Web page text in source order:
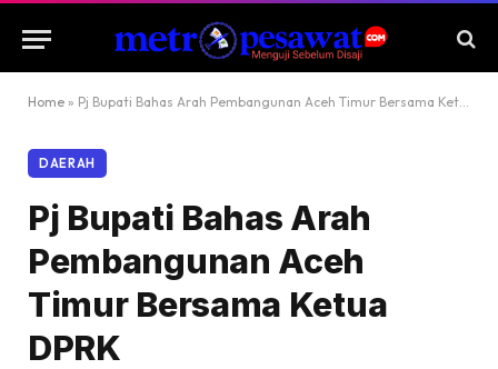
Home » Pj Bupati Bahas Arah Pembangunan Aceh Timur Bersama Ketua DPRK
DAERAH
Pj Bupati Bahas Arah
Pembangunan Aceh
Timur Bersama Ketua
DPRK